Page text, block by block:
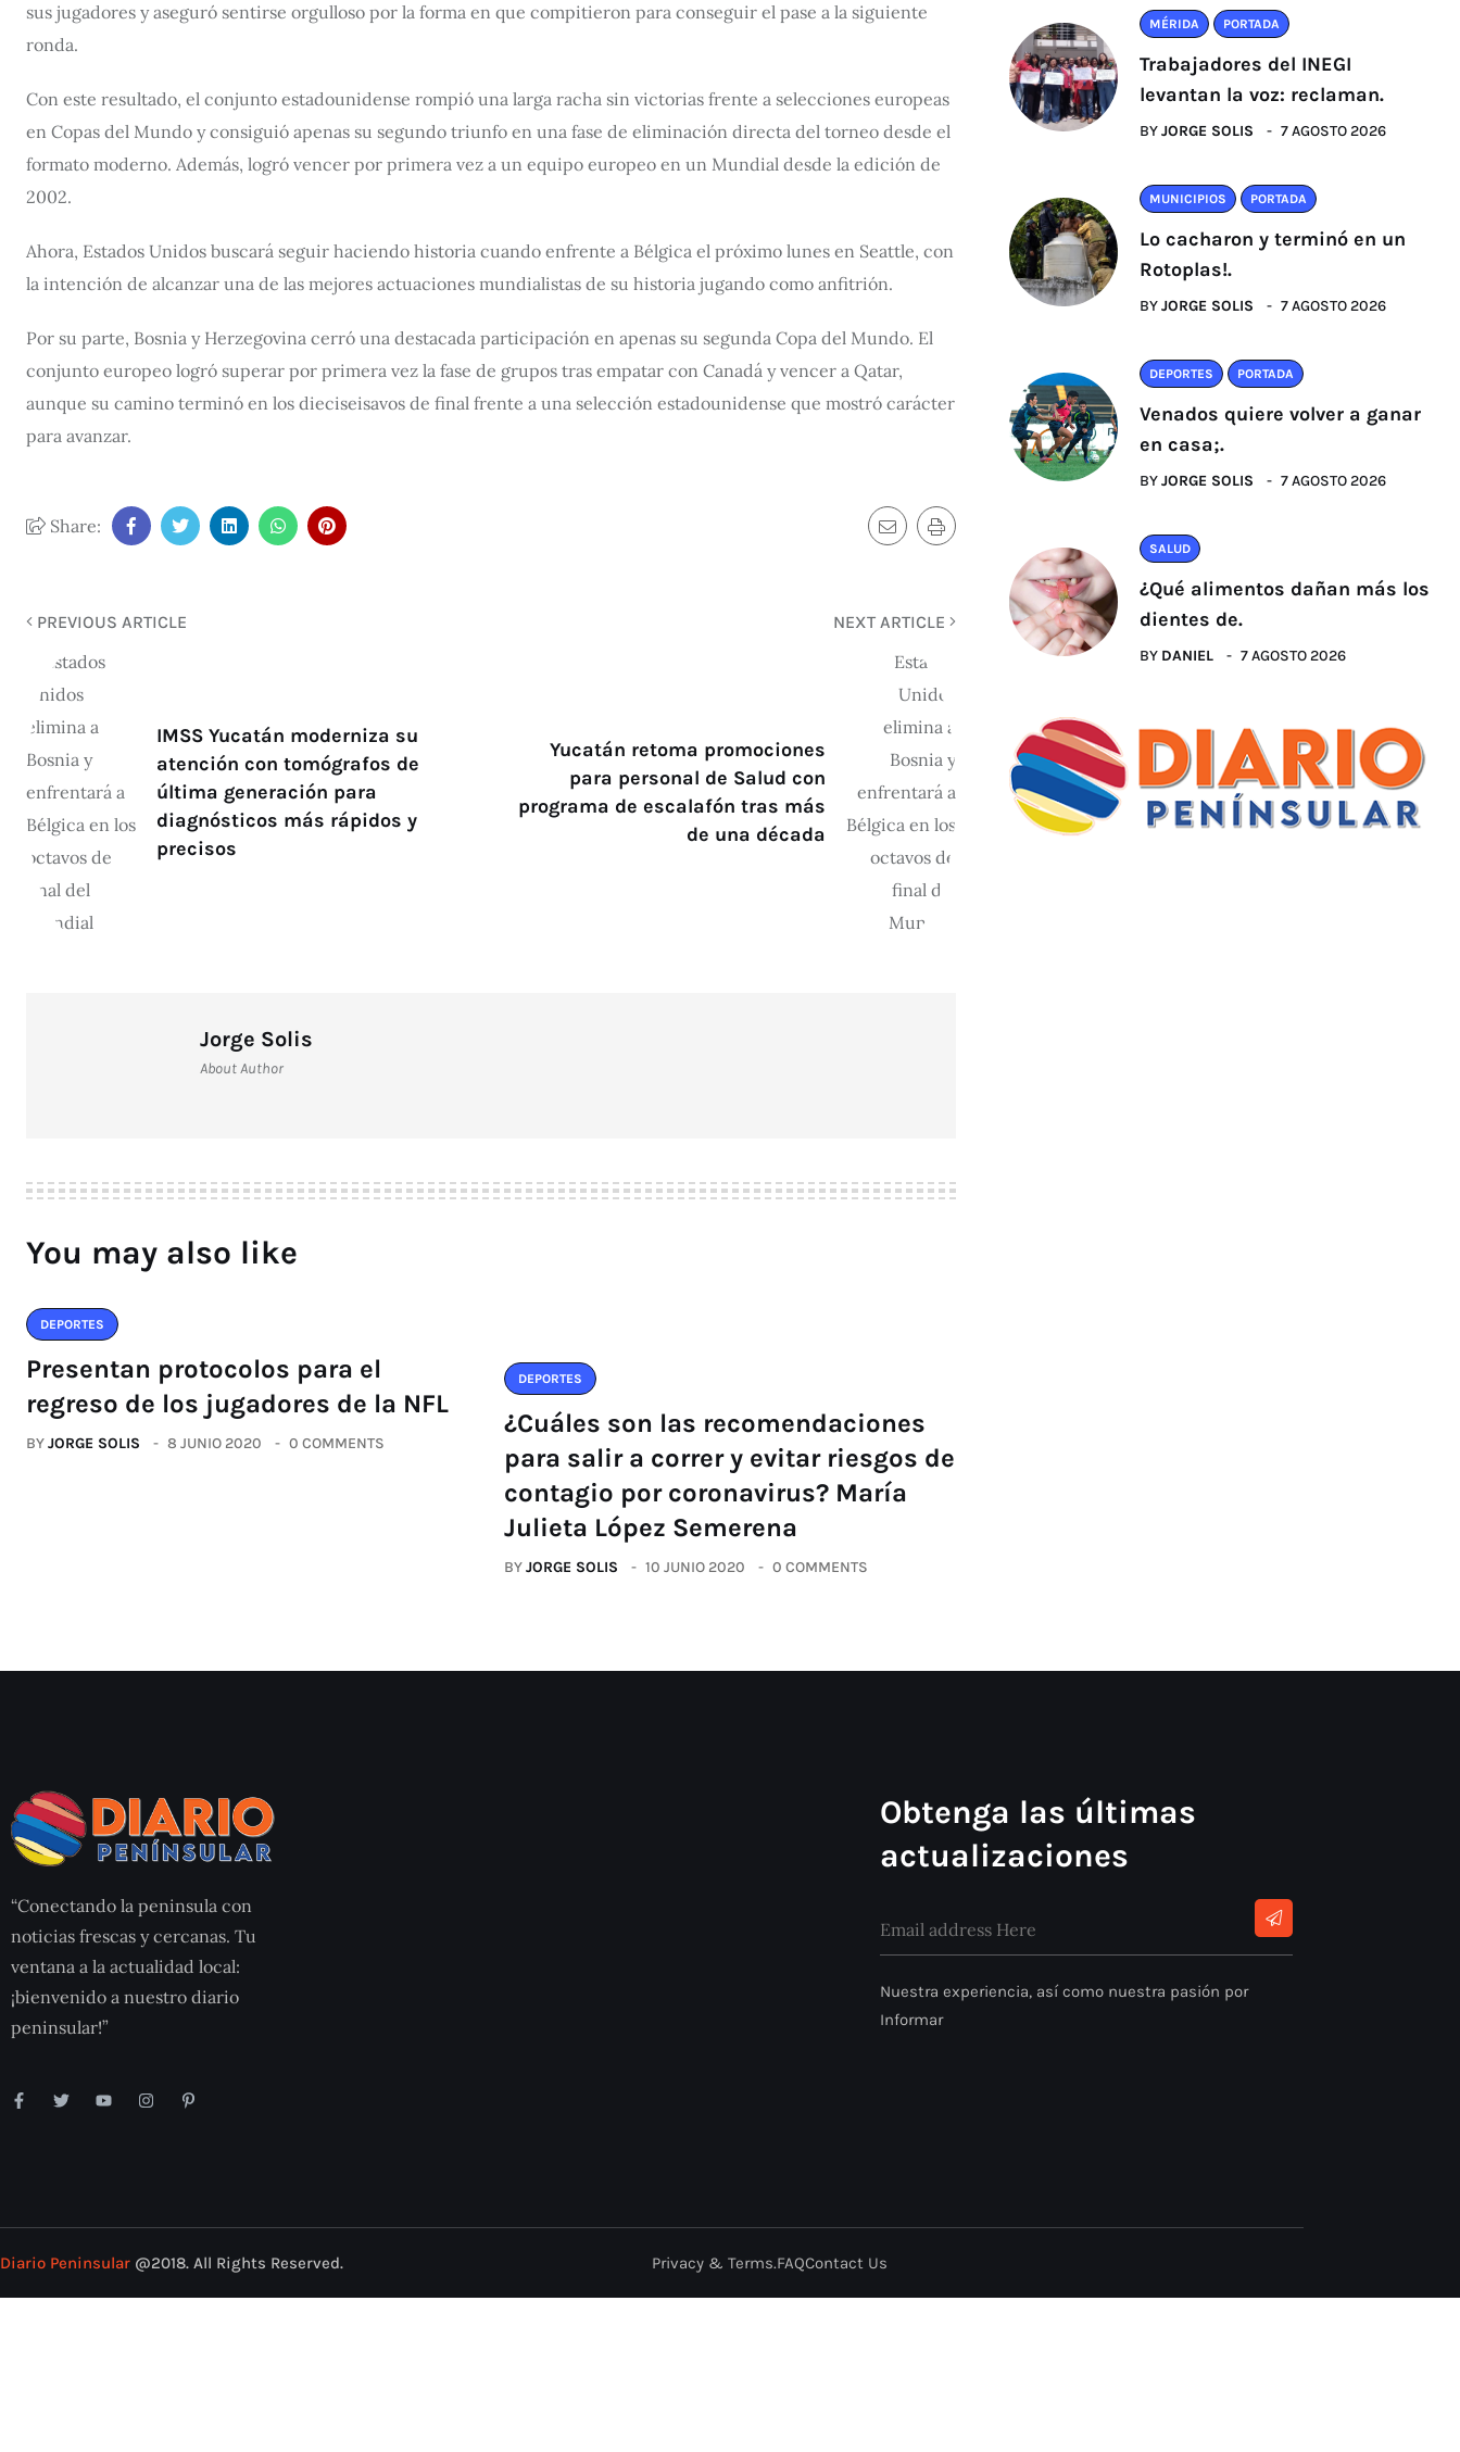
sus jugadores y aseguró sentirse orgulloso por la forma en que compitieron para conseguir el pase a la siguiente
ronda.
Con este resultado, el conjunto estadounidense rompió una larga racha sin victorias frente a selecciones europeas
en Copas del Mundo y consiguió apenas su segundo triunfo en una fase de eliminación directa del torneo desde el
formato moderno. Además, logró vencer por primera vez a un equipo europeo en un Mundial desde la edición de
2002.
Ahora, Estados Unidos buscará seguir haciendo historia cuando enfrente a Bélgica el próximo lunes en Seattle, con
la intención de alcanzar una de las mejores actuaciones mundialistas de su historia jugando como anfitrión.
Por su parte, Bosnia y Herzegovina cerró una destacada participación en apenas su segunda Copa del Mundo. El
conjunto europeo logró superar por primera vez la fase de grupos tras empatar con Canadá y vencer a Qatar,
aunque su camino terminó en los dieciseisavos de final frente a una selección estadounidense que mostró carácter
para avanzar.
Share:
PREVIOUS ARTICLE
IMSS Yucatán moderniza su
atención con tomógrafos de
última generación para
diagnósticos más rápidos y
precisos
NEXT ARTICLE
Yucatán retoma promociones
para personal de Salud con
programa de escalafón tras más
de una década
Jorge Solis
About Author
You may also like
DEPORTES
Presentan protocolos para el
regreso de los jugadores de la NFL
BYJORGE SOLIS 8 JUNIO 2020 0 COMMENTS
DEPORTES
¿Cuáles son las recomendaciones
para salir a correr y evitar riesgos de
contagio por coronavirus? María
Julieta López Semerena
BYJORGE SOLIS 10 JUNIO 2020 0 COMMENTS
MÉRIDA PORTADA
Trabajadores del INEGI
levantan la voz: reclaman.
BYJORGE SOLIS 7 AGOSTO 2026
MUNICIPIOS PORTADA
Lo cacharon y terminó en un
Rotoplas!.
BYJORGE SOLIS 7 AGOSTO 2026
DEPORTES PORTADA
Venados quiere volver a ganar
en casa;.
BYJORGE SOLIS 7 AGOSTO 2026
SALUD
¿Qué alimentos dañan más los
dientes de.
BY DANIEL 7 AGOSTO 2026
“Conectando la peninsula con
noticias frescas y cercanas. Tu
ventana a la actualidad local:
¡bienvenido a nuestro diario
peninsular!”
Obtenga las últimas
actualizaciones
Nuestra experiencia, así como nuestra pasión por
Informar
Diario Peninsular @2018. All Rights Reserved. Privacy & Terms.FAQContact Us